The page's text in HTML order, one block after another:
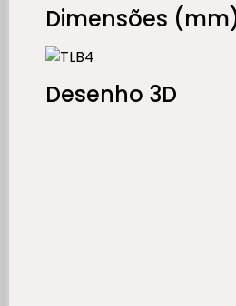
Dimensões
Desenho 3D